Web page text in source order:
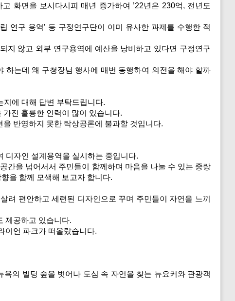
화면을 보시다시피 매년 증가하여 ’22년은 230억, 전년도
연구 용역’ 등 구정연구단이 이미 유사한 과제를 수행한 적
지 않고 외부 연구용역에 예산을 낭비하고 있다면 구정연구
는데 왜 구청장님 행사에 매번 동행하여 의전을 해야 할까
에 대해 답변 부탁드립니다.
진 훌륭한 인력이 많이 있습니다.
반영하지 못한 탁상공론에 불과할 것입니다.
디자인 설계용역을 실시하는 중입니다.
간을 넘어서서 주민들이 함께하며 마음을 나눌 수 있는 중랑
을 함께 모색해 보고자 합니다.
려 편안하고 세련된 디자인으로 꾸며 주민들이 자연을 느끼
제공하고 있습니다.
이언 파크가 떠올랐습니다.
의 빌딩 숲을 벗어나 도심 속 자연을 찾는 뉴요커와 관광객